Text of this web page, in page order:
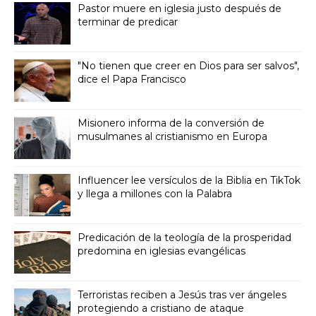
Pastor muere en iglesia justo después de
terminar de predicar
"No tienen que creer en Dios para ser salvos",
dice el Papa Francisco
Misionero informa de la conversión de
musulmanes al cristianismo en Europa
Influencer lee versículos de la Biblia en TikTok
y llega a millones con la Palabra
Predicación de la teología de la prosperidad
predomina en iglesias evangélicas
Terroristas reciben a Jesús tras ver ángeles
protegiendo a cristiano de ataque